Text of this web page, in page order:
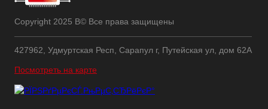
Copyright 2025 В© Все права защищены
427962, Удмуртская Респ, Сарапул г, Путейская ул, дом 62А
Посмотреть на карте